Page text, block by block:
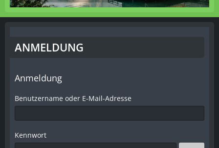
ANMELDUNG
Anmeldung
Benutzername oder E-Mail-Adresse
Kennwort